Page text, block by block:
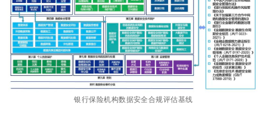
银行保险机构数据安全合规评估基线